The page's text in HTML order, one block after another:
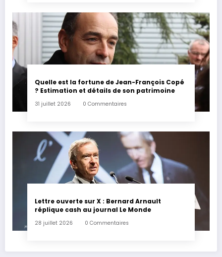
Quelle est la fortune de Jean-François Copé
? Estimation et détails de son patrimoine
31 juillet 2026 0 Commentaires
Lettre ouverte sur X : Bernard Arnault
réplique cash au journal Le Monde
28 juillet 2026 0 Commentaires